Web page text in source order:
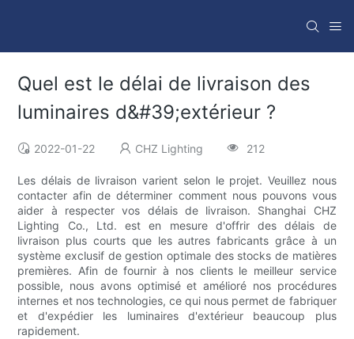
Quel est le délai de livraison des
luminaires d&#39;extérieur ?
2022-01-22 CHZ Lighting 212
Les délais de livraison varient selon le projet. Veuillez nous
contacter afin de déterminer comment nous pouvons vous
aider à respecter vos délais de livraison. Shanghai CHZ
Lighting Co., Ltd. est en mesure d'offrir des délais de
livraison plus courts que les autres fabricants grâce à un
système exclusif de gestion optimale des stocks de matières
premières. Afin de fournir à nos clients le meilleur service
possible, nous avons optimisé et amélioré nos procédures
internes et nos technologies, ce qui nous permet de fabriquer
et d'expédier les luminaires d'extérieur beaucoup plus
rapidement.